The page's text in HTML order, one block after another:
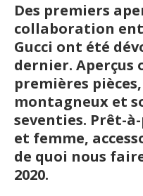
Des premiers
collaboration
Gucci ont été
dernier. Aperçus
premières
montagneux et
seventies. Prêt-
et femme,
de quoi nous
2020.